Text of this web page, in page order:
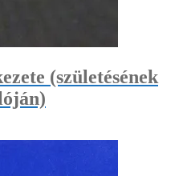
(születésének